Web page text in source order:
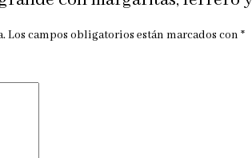
Los campos obligatorios están marcados con *